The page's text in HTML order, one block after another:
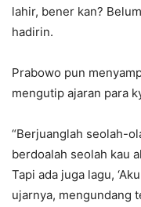
lahir, bener kan?
hadirin.
Prabowo pun
mengutip ajaran para
“Berjuanglah seolah-
berdoalah seolah kau
Tapi ada juga lagu,
ujarnya, mengundang